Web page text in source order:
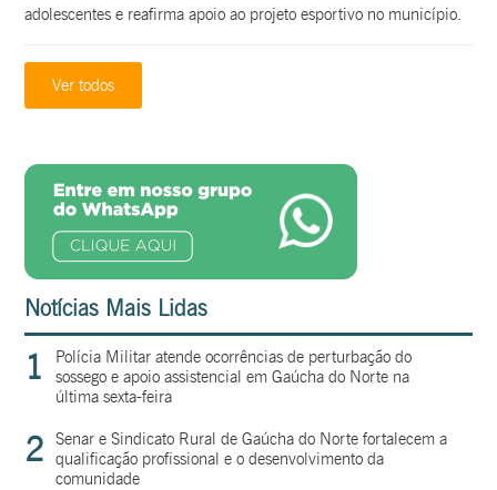
adolescentes e reafirma apoio ao projeto esportivo no município.
Ver todos
Notícias Mais Lidas
1
Polícia Militar atende ocorrências de perturbação do
sossego e apoio assistencial em Gaúcha do Norte na
última sexta-feira
2
Senar e Sindicato Rural de Gaúcha do Norte fortalecem a
qualificação profissional e o desenvolvimento da
comunidade